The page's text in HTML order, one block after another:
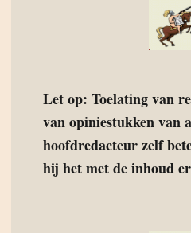
Let op: Toelating van
van opiniestukken van
hoofdredacteur zelf
hij het met de inhoud